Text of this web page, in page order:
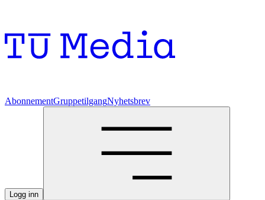
AbonnementGruppetilgangNyhetsbrev
Logg inn